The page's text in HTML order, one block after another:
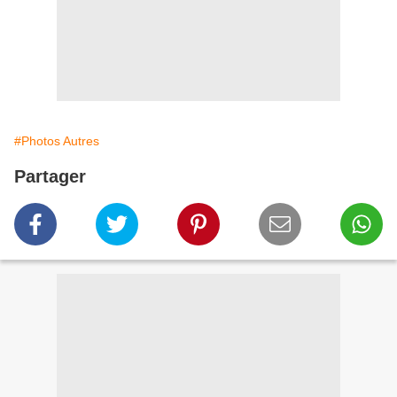
#Photos Autres
Partager